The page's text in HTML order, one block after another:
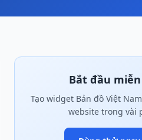
Bắt đầu
Tạo widget Bản đồ Việt
website trong vài